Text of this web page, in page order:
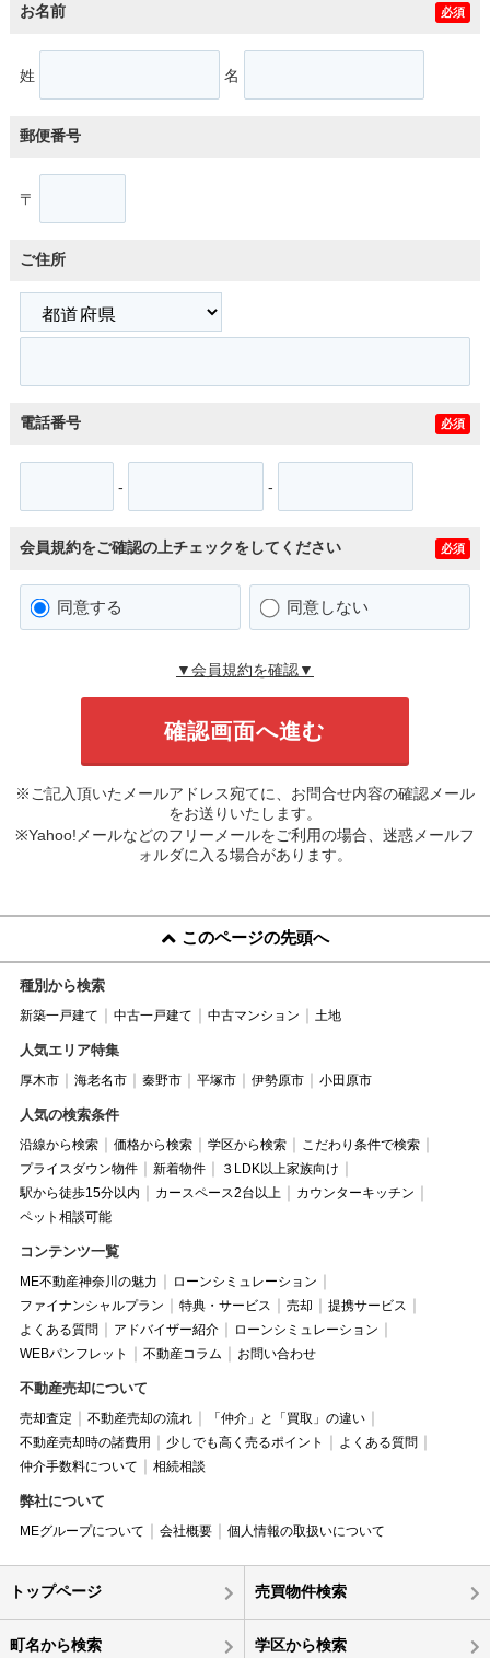
お名前 必須
姓 名
郵便番号
〒
ご住所
電話番号 必須
- -
会員規約をご確認の上チェックをしてください 必須
同意する 同意しない
▼会員規約を確認▼
※ご記入頂いたメールアドレス宛てに、お問合せ内容の確認メール
をお送りいたします。
※Yahoo!メールなどのフリーメールをご利用の場合、迷惑メールフ
ォルダに入る場合があります。
このページの先頭へ
種別から検索
新築一戸建て 中古一戸建て 中古マンション 土地
人気エリア特集
厚木市 海老名市 秦野市 平塚市 伊勢原市 小田原市
人気の検索条件
沿線から検索 価格から検索 学区から検索
こだわり条件で検索
プライスダウン物件
新着物件
３LDK以上家族向け
駅から徒歩15分以内
カースペース2台以上
カウンターキッチン
ペット相談可能
コンテンツ一覧
ME不動産神奈川の魅力
ローンシミュレーション
ファイナンシャルプラン
特典・サービス 売却
提携サービス
よくある質問
アドバイザー紹介
ローンシミュレーション
WEBパンフレット
不動産コラム お問い合わせ
不動産売却について
売却査定 不動産売却の流れ
「仲介」と「買取」の違い
不動産売却時の諸費用
少しでも高く売るポイント
よくある質問
仲介手数料について
相続相談
弊社について
MEグループについて 会社概要 個人情報の取扱いについて
トップページ 売買物件検索
町名から検索 学区から検索